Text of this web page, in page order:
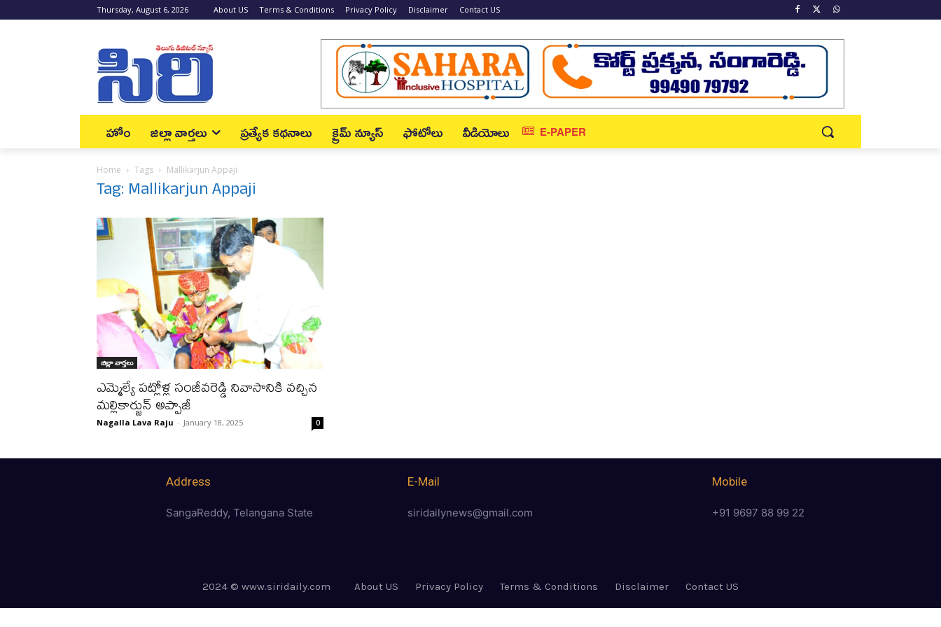
Thursday, August 6, 2026 About US Terms & Conditions Privacy Policy Disclaimer Contact US
హోం జిల్లా వార్త‌లు ప్రత్యేక కథనాలు క్రైమ్ న్యూస్‌ ఫోటోలు వీడియోలు E-PAPER
Home Tags Mallikarjun Appaji
Tag: Mallikarjun Appaji
జిల్లా వార్త‌లు
ఎమ్మెల్యే పట్లోళ్ల సంజీవరెడ్డి నివాసానికి వచ్చిన
మల్లికార్జున్ అప్పాజీ
Nagalla Lava Raju - January 18, 2025 0
Address
SangaReddy, Telangana State
E-Mail
siridailynews@gmail.com
Mobile
+91 9697 88 99 22
2024 © www.siridaily.com About US Privacy Policy Terms & Conditions Disclaimer Contact US